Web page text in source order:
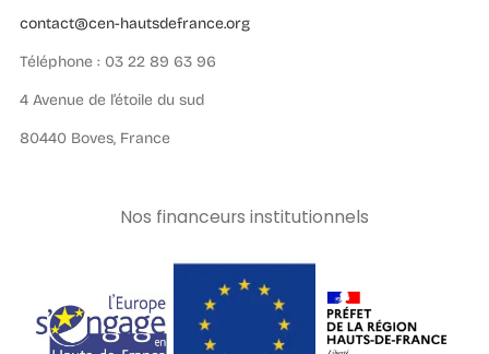
contact@cen-hautsdefrance.org
Téléphone : 03 22 89 63 96
4 Avenue de l’étoile du sud
80440 Boves, France
Nos financeurs institutionnels